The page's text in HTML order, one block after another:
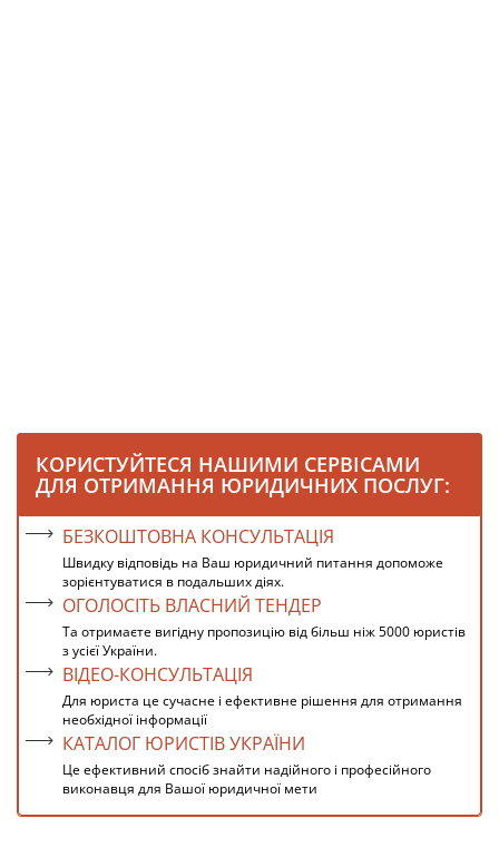
КОРИСТУЙТЕСЯ НАШИМИ СЕРВІСАМИ
ДЛЯ ОТРИМАННЯ ЮРИДИЧНИХ ПОСЛУГ:
БЕЗКОШТОВНА КОНСУЛЬТАЦІЯ
Швидку відповідь на Ваш юридичний питання допоможе
зорієнтуватися в подальших діях.
ОГОЛОСІТЬ ВЛАСНИЙ ТЕНДЕР
Та отримаєте вигідну пропозицію від більш ніж 5000 юристів
з усієї України.
ВІДЕО-КОНСУЛЬТАЦІЯ
Для юриста це сучасне і ефективне рішення для отримання
необхідної інформації
КАТАЛОГ ЮРИСТІВ УКРАЇНИ
Це ефективний спосіб знайти надійного і професійного
виконавця для Вашої юридичної мети